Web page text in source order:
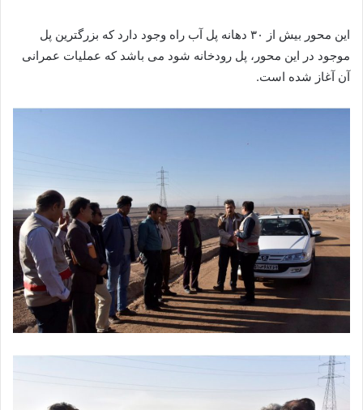
این محور بیش از ۳۰ دهانه پل آب راه وجود دارد که بزرگترین پل
موجود در این محور، پل رودخانه شود می باشد که عملیات عمرانی
آن آغاز شده است.